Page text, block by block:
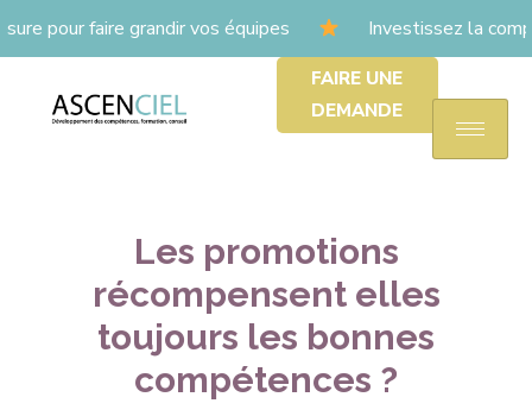
pour faire grandir vos équipes Investissez la
FAIRE UNE
DEMANDE
Les promotions
récompensent elles
toujours les bonnes
compétences ?